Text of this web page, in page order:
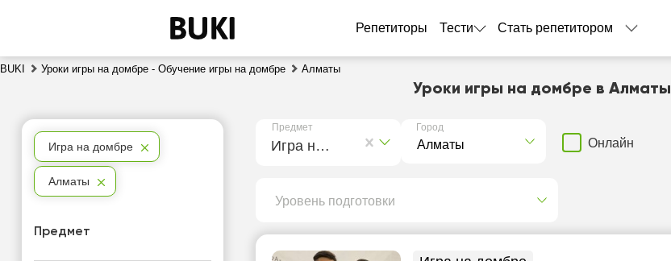
Репетиторы Тести Стать репетитором
BUKI Уроки игры на домбре - Обучение игры на домбре Алматы
Уроки игры на домбре в Алматы
Предмет
Игра на домбре
Город
Онлайн
Уровень подготовки
Игра на домбре
Алматы
Предмет